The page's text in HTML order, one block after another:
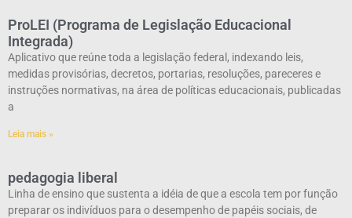
ProLEI (Programa de Legislação Educacional
Integrada)
Aplicativo que reúne toda a legislação federal, indexando leis,
medidas provisórias, decretos, portarias, resoluções, pareceres e
instruções normativas, na área de políticas educacionais, publicadas
a
Leia mais »
pedagogia liberal
Linha de ensino que sustenta a idéia de que a escola tem por função
preparar os indivíduos para o desempenho de papéis sociais, de